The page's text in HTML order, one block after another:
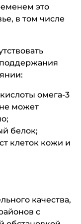
это
в том числе
омега-3
может
белок;
клеток кожи и
качества,
с